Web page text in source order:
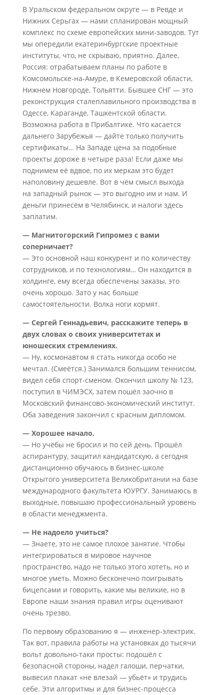
В Уральском федеральном округе — в Ревде и
Нижних Серьгах — нами спланирован мощный
комплекс по схеме европейских мини-заводов. Тут
мы опередили екатеринбургские проектные
институты, что, не скрываю, приятно. Далее,
Россия: отрабатываем планы по работе в
Комсомольске-на-Амуре, в Кемеровской области,
Нижнем Новгороде, Тольятти. Бывшее СНГ — это
реконструкция сталеплавильного производства в
Одессе, Караганде, Ташкентской области.
Возможна работа в Прибалтике. Что касается
дальнего Зарубежья — дайте только получить
сертификаты… На Западе цена за подобные
проекты дороже в четыре раза! Если даже мы
поднимем её вдвое, по их меркам это будет
наполовину дешевле. Вот в чём смысл выхода
на западный рынок — это выгодно им и нам. И
деньги принесём в Челябинск, и налоги здесь
заплатим.
— Магнитогорский Гипромез с вами
соперничает?
— Это основной наш конкурент и по количеству
сотрудников, и по технологиям… Он находится в
холдинге, ему всегда обеспечены заказы, это
очень хорошо. Зато у нас больше
самостоятельности. Волка ноги кормят.
— Сергей Геннадьевич, расскажите теперь в
двух словах о своих университетах и
юношеских стремлениях.
— Ну, космонавтом я стать никогда особо не
мечтал. (Смеётся.) Занимался большим теннисом,
видел себя спорт-сменом. Окончил школу № 123,
поступил в ЧИМЭСХ, затем пошёл заочно в
Московский финансово-экономический институт.
Оба заведения закончил с красным дипломом.
— Хорошее начало.
— Но учёбы не бросил и по сей день. Прошёл
аспирантуру, защитил кандидатскую, а сегодня
дистанционно обучаюсь в бизнес-школе
Открытого университета Великобритании на базе
международного факультета ЮУРГУ. Занимаюсь в
выходные, повышаю профессиональный уровень
в области менеджмента.
— Не надоело учиться?
— Знаете, это не самое плохое занятие. Чтобы
интегрироваться в мировое научное
пространство, надо не только этого хотеть, но и
многое уметь. Можно бесконечно поигрывать
бицепсами и говорить, какие мы великие, но в
Европе наши знания правил игры оценивают
очень трезво.
По первому образованию я — инженер-электрик.
Так вот, правила работы на установках до тысячи
вольт довольно-таки просты: подошёл с
безопасной стороны, надел галоши, перчатки,
вывесил плакат «не влезай — убьёт» и трудись
себе. Эти алгоритмы и для бизнес-процесса